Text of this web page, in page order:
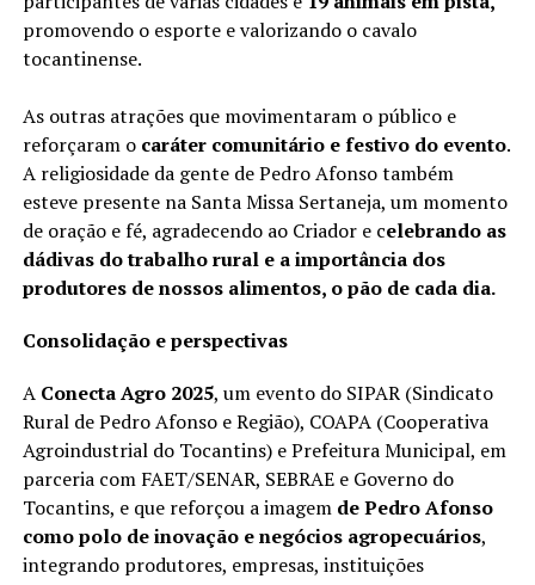
promovendo o esporte e valorizando o cavalo
tocantinense.
As outras atrações que movimentaram o público e
reforçaram o caráter comunitário e festivo do evento.
A religiosidade da gente de Pedro Afonso também
esteve presente na Santa Missa Sertaneja, um momento
de oração e fé, agradecendo ao Criador e celebrando as
dádivas do trabalho rural e a importância dos
produtores de nossos alimentos, o pão de cada dia.
Consolidação e perspectivas
A Conecta Agro 2025, um evento do SIPAR (Sindicato
Rural de Pedro Afonso e Região), COAPA (Cooperativa
Agroindustrial do Tocantins) e Prefeitura Municipal, em
parceria com FAET/SENAR, SEBRAE e Governo do
Tocantins, e que reforçou a imagem de Pedro Afonso
como polo de inovação e negócios agropecuários,
integrando produtores, empresas, instituições